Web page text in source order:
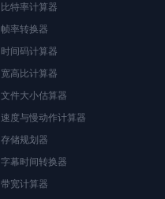
比特率计算器
帧率转换器
时间码计算器
宽高比计算器
文件大小估算器
速度与慢动作计算器
存储规划器
字幕时间转换器
带宽计算器